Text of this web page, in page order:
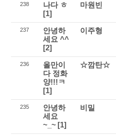
238
나다 ㅎ
[1]
마원빈
237
안녕하
세요 ^^
[2]
이주형
236
올만이
다 정화
양!!!ㅋ
[1]
☆깜탄☆
235
안녕하
세요
~_~ [1]
비밀